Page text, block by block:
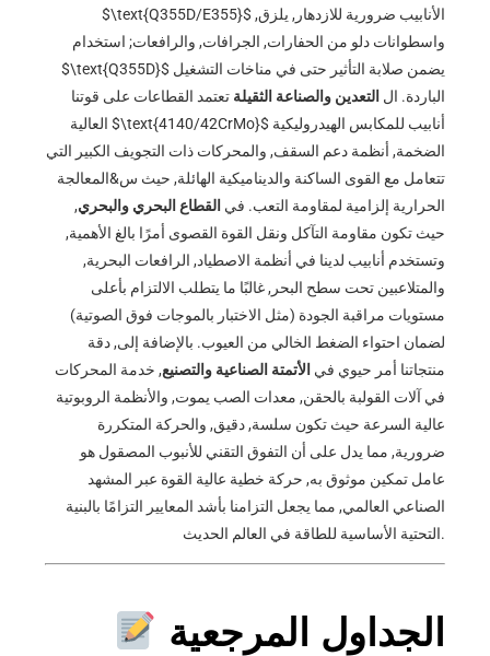
$\text{Q355D/E355}$
واسطوانات دلو من الحفارات, الجرافات, والرافعات; استخدام
$\text{Q355D}$
الباردة. ال التعدين والصناعة الثقيلة تعتمد القطاعات على قوتنا
$\text{4140/42CrMo}$
الضخمة, أنظمة دعم السقف, والمحركات ذات التجويف الكبير التي
تتعامل مع القوى الساكنة والديناميكية الهائلة, حيث س&المعالجة
الحرارية إلزامية لمقاومة التعب. في القطاع البحري والبحري,
حيث تكون مقاومة التآكل ونقل القوة القصوى أمرًا بالغ الأهمية,
وتستخدم أنابيب لدينا في أنظمة الاصطياد, الرافعات البحرية,
والمتلاعبين تحت سطح البحر, غالبًا ما يتطلب الالتزام بأعلى
مستويات مراقبة الجودة (مثل الاختبار بالموجات فوق الصوتية)
لضمان احتواء الضغط الخالي من العيوب. بالإضافة إلى, دقة
منتجاتنا أمر حيوي في الأتمتة الصناعية والتصنيع, خدمة المحركات
في آلات القولبة بالحقن, معدات الصب يموت, والأنظمة الروبوتية
عالية السرعة حيث تكون سلسة, دقيق, والحركة المتكررة
ضرورية, مما يدل على أن التفوق التقني للأنبوب المصقول هو
عامل تمكين موثوق به, حركة خطية عالية القوة عبر المشهد
الصناعي العالمي, مما يجعل التزامنا بأشد المعايير التزامًا بالبنية
التحتية الأساسية للطاقة في العالم الحديث.